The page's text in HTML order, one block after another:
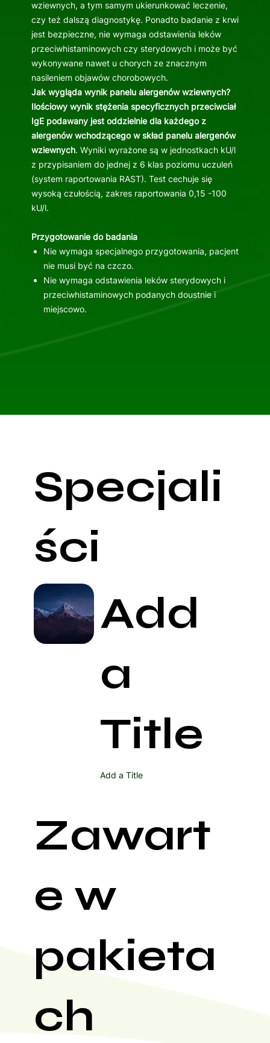
wziewnych, a tym samym ukierunkować leczenie,
czy też dalszą diagnostykę. Ponadto badanie z krwi
jest bezpieczne, nie wymaga odstawienia leków
przeciwhistaminowych czy sterydowych i może być
wykonywane nawet u chorych ze znacznym
nasileniem objawów chorobowych.
Jak wygląda wynik panelu alergenów wziewnych?
Ilościowy wynik stężenia specyficznych przeciwciał
IgE podawany jest oddzielnie dla każdego z
alergenów wchodzącego w skład panelu alergenów
wziewnych. Wyniki wyrażone są w jednostkach kU/l
z przypisaniem do jednej z 6 klas poziomu uczuleń
(system raportowania RAST). Test cechuje się
wysoką czułością, zakres raportowania 0,15 -100
kU/l.
Przygotowanie do badania
Nie wymaga specjalnego przygotowania, pacjent
nie musi być na czczo.
Nie wymaga odstawienia leków sterydowych i
przeciwhistaminowych podanych doustnie i
miejscowo.
Specjali
ści
Add
a
Title
Add a Title
Zawart
e w
pakieta
ch